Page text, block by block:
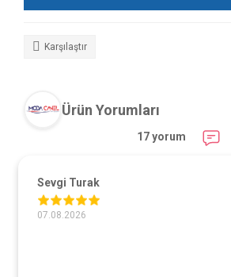
Karşılaştır
Ürün Yorumları
17 yorum
Sevgi Turak
07.08.2026